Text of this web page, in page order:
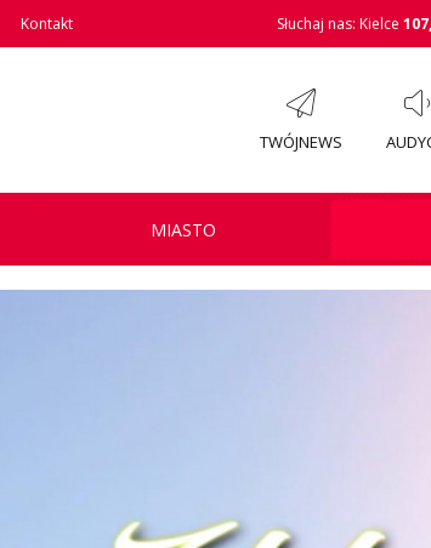
Kontakt Słuchaj nas: Kielce
TWÓJNEWS
MIASTO